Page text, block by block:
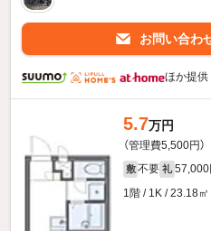
お問い合わ
ほか提供
5.7万円
（管理費5,500円）
敷 不要 礼 57,000
1階 / 1K / 23.18㎡